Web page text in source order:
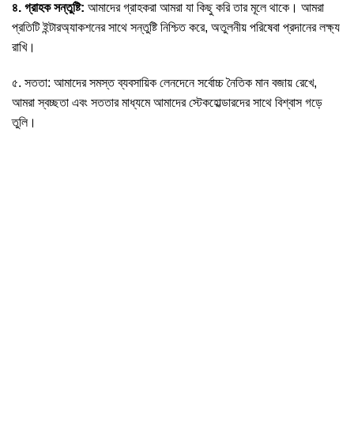
৪. গ্রাহক সন্তুষ্টি: আমাদের গ্রাহকরা আমরা যা কিছু করি তার মূলে থাকে। আমরা
প্রতিটি ইন্টারঅ্যাকশনের সাথে সন্তুষ্টি নিশ্চিত করে, অতুলনীয় পরিষেবা প্রদানের লক্ষ্য
রাখি।
৫. সততা: আমাদের সমস্ত ব্যবসায়িক লেনদেনে সর্বোচ্চ নৈতিক মান বজায় রেখে,
আমরা স্বচ্ছতা এবং সততার মাধ্যমে আমাদের স্টেকহোল্ডারদের সাথে বিশ্বাস গড়ে
তুলি।